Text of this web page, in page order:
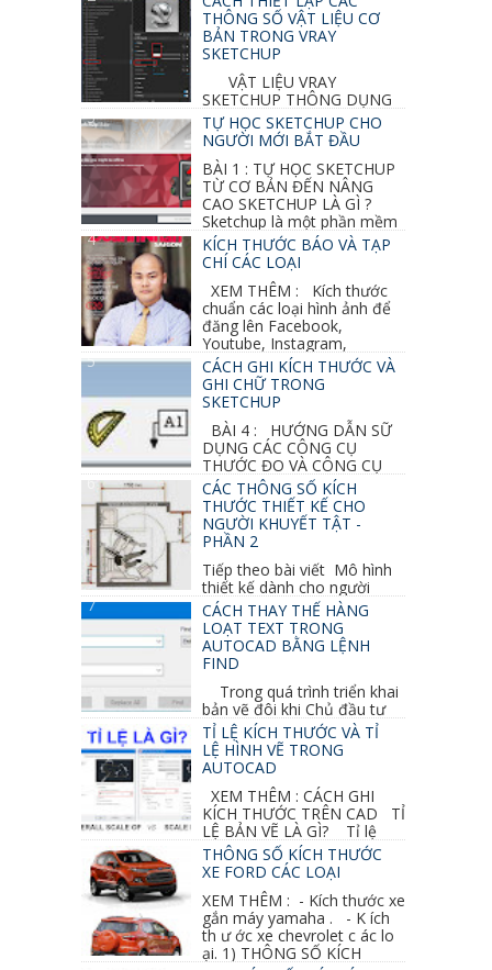
THÔNG SỐ VẬT LIỆU CƠ
BẢN TRONG VRAY
SKETCHUP
VẬT LIỆU VRAY
SKETCHUP THÔNG DỤNG
NHẤT 1. VẬT LIỆU VRAY INOX BÓNG: ●
Diffuse : đen ● Reflection color ...
TỰ HỌC SKETCHUP CHO
NGƯỜI MỚI BẮT ĐẦU
BÀI 1 : TỰ HỌC SKETCHUP
TỪ CƠ BẢN ĐẾN NÂNG
CAO SKETCHUP LÀ GÌ ?
Sketchup là một phần mềm
vẽ 3d của Google, nó khá dễ sữ...
KÍCH THƯỚC BÁO VÀ TẠP
CHÍ CÁC LOẠI
XEM THÊM : Kích thước
chuẩn các loại hình ảnh để
đăng lên Facebook,
Youtube, Instagram,
Linkedin, Pinterest...CÁCH GHI KÍCH THƯỚC VÀ
GHI CHỮ TRONG
SKETCHUP
BÀI 4 : HƯỚNG DẪN SỮ
DỤNG CÁC CÔNG CỤ
THƯỚC ĐO VÀ CÔNG CỤ
GHI CHỮ 2D, 3D TRONG SKETCHUP Ở bài
học trước ta đã...
CÁC THÔNG SỐ KÍCH
THƯỚC THIẾT KẾ CHO
NGƯỜI KHUYẾT TẬT -
PHẦN 2
Tiếp theo bài viết Mô hình
thiết kế dành cho người
khuyết tật ở phần 1 chúng ta cùng tìm hiểu
thêm các vấn đề và...
CÁCH THAY THẾ HÀNG
LOẠT TEXT TRONG
AUTOCAD BẰNG LỆNH
FIND
Trong quá trình triển khai
bản vẽ đôi khi Chủ đầu tư
thay đổi thiết kế hoặc do bản vẽ mình ghi chú
sai mục nào đó...
TỈ LỆ KÍCH THƯỚC VÀ TỈ
LỆ HÌNH VẼ TRONG
AUTOCAD
XEM THÊM : CÁCH GHI
KÍCH THƯỚC TRÊN CAD TỈ
LỆ BẢN VẼ LÀ GÌ? Tỉ lệ
của hình vẽ trong bản vẽ thiết kế kiến trúc...
THÔNG SỐ KÍCH THƯỚC
XE FORD CÁC LOẠI
XEM THÊM : - Kích thước xe
gắn máy yamaha . - K ích
th ư ớc xe chevrolet c ác lo
ại. 1) THÔNG SỐ KÍCH